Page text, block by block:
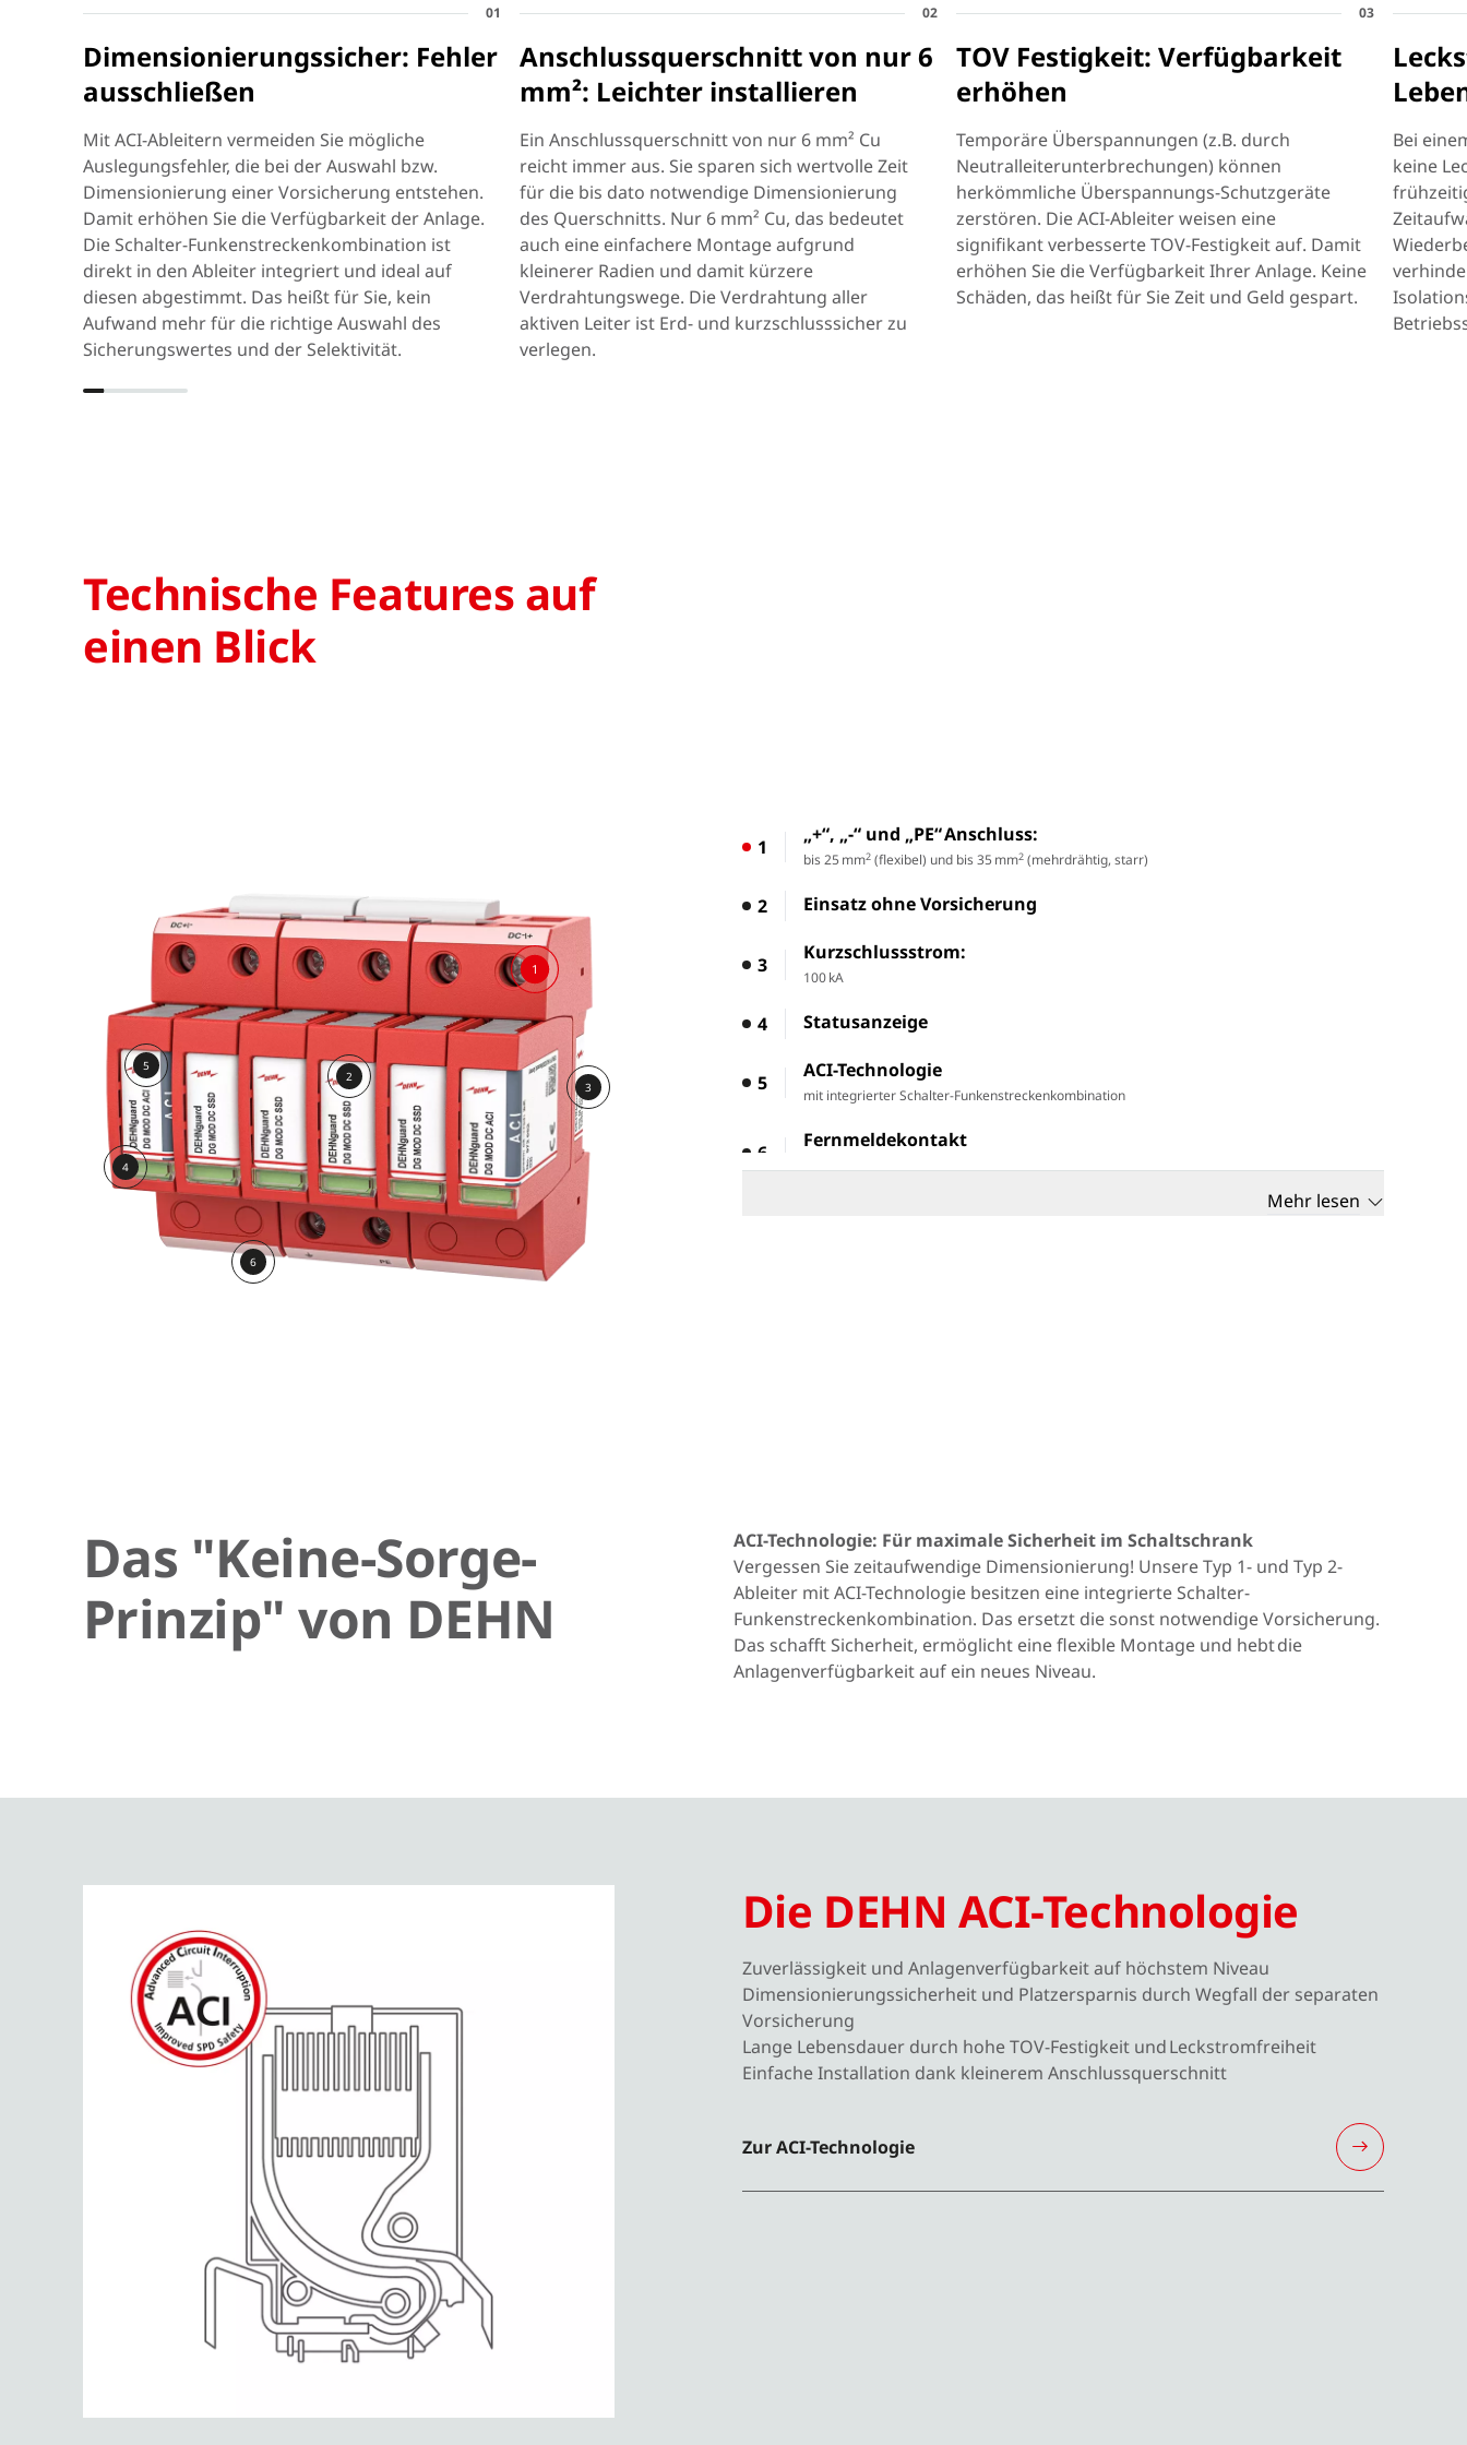
01
Dimensionierungssicher: Fehler
ausschließen
Mit ACI-Ableitern vermeiden Sie mögliche
Auslegungsfehler, die bei der Auswahl bzw.
Dimensionierung einer Vorsicherung entstehen.
Damit erhöhen Sie die Verfügbarkeit der Anlage.
Die Schalter-Funkenstreckenkombination ist
direkt in den Ableiter integriert und ideal auf
diesen abgestimmt. Das heißt für Sie, kein
Aufwand mehr für die richtige Auswahl des
Sicherungswertes und der Selektivität.
02
Anschlussquerschnitt von nur 6
mm²: Leichter installieren
Ein Anschlussquerschnitt von nur 6 mm² Cu
reicht immer aus. Sie sparen sich wertvolle Zeit
für die bis dato notwendige Dimensionierung
des Querschnitts. Nur 6 mm² Cu, das bedeutet
auch eine einfachere Montage aufgrund
kleinerer Radien und damit kürzere
Verdrahtungswege. Die Verdrahtung aller
aktiven Leiter ist Erd- und kurzschlusssicher zu
verlegen.
03
TOV Festigkeit: Verfügbarkeit
erhöhen
Temporäre Überspannungen (z.B. durch
Neutralleiterunterbrechungen) können
herkömmliche Überspannungs-Schutzgeräte
zerstören. Die ACI-Ableiter weisen eine
signifikant verbesserte TOV-Festigkeit auf. Damit
erhöhen Sie die Verfügbarkeit Ihrer Anlage. Keine
Schäden, das heißt für Sie Zeit und Geld gespart.
Bei
keine
Technische Features auf
einen Blick
1
2
3
4
5
6
1
„+“, „-“ und „PE“ Anschluss:
bis 25 mm2(flexibel) und bis 35 mm2(mehrdrähtig, starr)
2 Einsatz ohne Vorsicherung
3
Kurzschlussstrom:
100 kA
4 Statusanzeige
5
ACI-Technologie
mit integrierter Schalter-Funkenstreckenkombination
6
Fernmeldekontakt
Mehr lesen
Das "Keine-Sorge-
Prinzip" von DEHN
ACI-Technologie: Für maximale Sicherheit im Schaltschrank
Vergessen Sie zeitaufwendige Dimensionierung! Unsere Typ 1- und Typ 2-
Ableiter mit ACI-Technologie besitzen eine integrierte Schalter-
Funkenstreckenkombination. Das ersetzt die sonst notwendige Vorsicherung.
Das schafft Sicherheit, ermöglicht eine flexible Montage und hebt die
Anlagenverfügbarkeit auf ein neues Niveau.
Die DEHN ACI-Technologie
Zuverlässigkeit und Anlagenverfügbarkeit auf höchstem Niveau ​
Dimensionierungssicherheit und Platzersparnis durch Wegfall der separaten
Vorsicherung ​
Lange Lebensdauer durch hohe TOV-Festigkeit und Leckstromfreiheit
Einfache Installation dank kleinerem Anschlussquerschnitt
Zur ACI-Technologie